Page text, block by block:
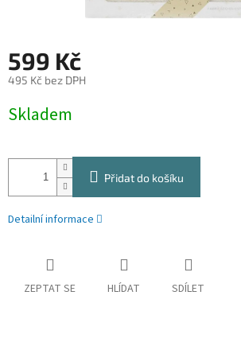
599 Kč
495 Kč bez DPH
cena:
Skladem
Přidat do košíku
Detailní informace
ZEPTAT SE HLÍDAT SDÍLET